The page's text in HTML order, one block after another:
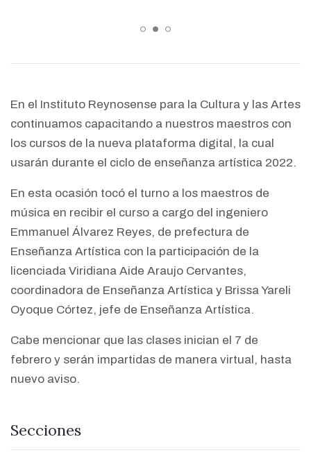
En el Instituto Reynosense para la Cultura y las Artes
continuamos capacitando a nuestros maestros con
los cursos de la nueva plataforma digital, la cual
usarán durante el ciclo de enseñanza artística 2022.
En esta ocasión tocó el turno a los maestros de
música en recibir el curso a cargo del ingeniero
Emmanuel Álvarez Reyes, de prefectura de
Enseñanza Artística con la participación de la
licenciada Viridiana Aide Araujo Cervantes,
coordinadora de Enseñanza Artística y Brissa Yareli
Oyoque Córtez, jefe de Enseñanza Artística.
Cabe mencionar que las clases inician el 7 de
febrero y serán impartidas de manera virtual, hasta
nuevo aviso.
Secciones